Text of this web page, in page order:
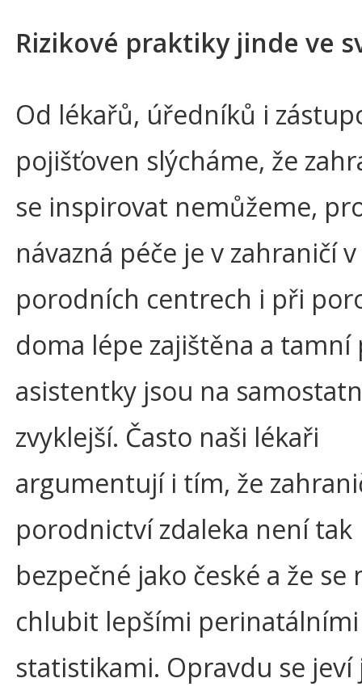
Rizikové praktiky jinde ve
Od lékařů, úředníků i
pojišťoven slýcháme, že
se inspirovat nemůžeme,
návazná péče je v zahraničí v
porodních centrech i při
doma lépe zajištěna a
asistentky jsou na
zvyklejší. Často naši lékaři
argumentují i tím, že
porodnictví zdaleka není tak
bezpečné jako české a že se
chlubit lepšími perinatálními
statistikami. Opravdu se jeví